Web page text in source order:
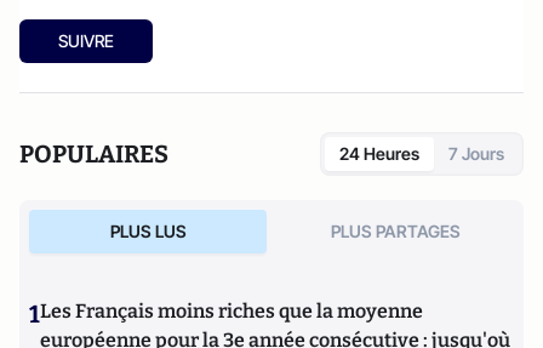
SUIVRE
POPULAIRES 24 Heures 7 Jours
PLUS LUS PLUS PARTAGES
1Les Français moins riches que la moyenne
européenne pour la 3e année consécutive : jusqu'où